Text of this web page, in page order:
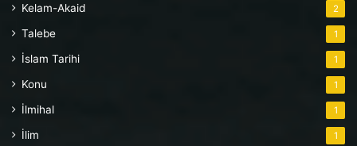
Kelam-Akaid 2
Talebe 1
İslam Tarihi 1
Konu 1
İlmihal 1
İlim 1